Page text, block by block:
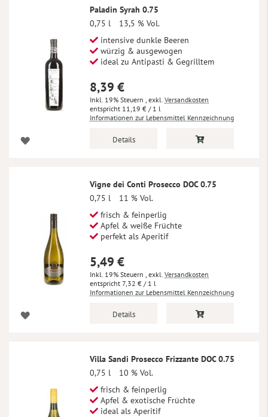
Paladin Syrah 0.75
0,75 l
13,5 % Vol.
intensive dunkle Beeren
würzig & ausgewogen
ideal zu Antipasti & Gegrilltem
8,39 €
Inkl. 19% Steuern exkl. Versandkosten
11,19 € / 1 l
Informationen zur Lebensmittel Kennzeichnung
Details
Vigne dei Conti Prosecco DOC 0.75
0,75 l
11 % Vol.
frisch & feinperlig
Apfel & weiße Früchte
perfekt als Aperitif
5,49 €
Inkl. 19% Steuern exkl. Versandkosten
7,32 € / 1 l
Informationen zur Lebensmittel Kennzeichnung
Details
Villa Sandi Prosecco Frizzante DOC 0.75
0,75 l
10 % Vol.
frisch & feinperlig
Apfel & exotische Früchte
ideal als Aperitif